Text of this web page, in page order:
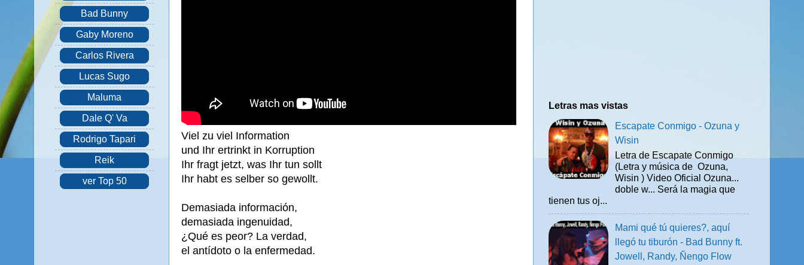
Viel zu viel Information
und Ihr ertrinkt in Korruption
Ihr fragt jetzt, was Ihr tun sollt
Ihr habt es selber so gewollt.
Demasiada información,
demasiada ingenuidad,
¿Qué es peor? La verdad,
el antídoto o la enfermedad.
Bad Bunny
Gaby Moreno
Carlos Rivera
Lucas Sugo
Maluma
Dale Q' Va
Rodrigo Tapari
Reik
ver Top 50
Letras mas vistas
Escapate Conmigo - Ozuna y
Wisin
Letra de Escapate Conmigo
(Letra y música de Ozuna,
Wisin ) Video Oficial Ozuna...
doble w... Será la magia que
tienen tus oj...
Mami qué tú quieres?, aquí
llegó tu tiburón - Bad Bunny ft.
Jowell, Randy, Ñengo Flow